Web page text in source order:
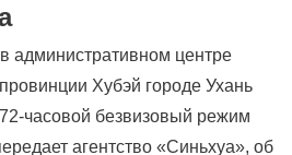
административном центре
Хубэй городе Ухань
часовой безвизовый режим
агентство «Синьхуа», об